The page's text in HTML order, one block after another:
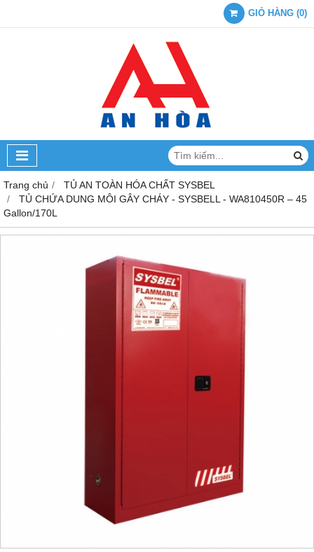
GIỎ HÀNG (0)
Trang chủ
TỦ AN TOÀN HÓA CHẤT SYSBEL
TỦ CHỨA DUNG MÔI GÂY CHÁY - SYSBELL - WA810450R – 45
Gallon/170L